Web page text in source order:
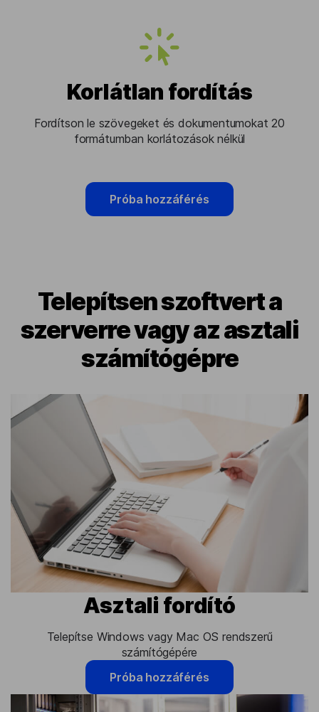
Korlátlan fordítás
Fordítson le szövegeket és dokumentumokat 20
formátumban korlátozások nélkül
Próba hozzáférés
Telepítsen szoftvert a
szerverre vagy az asztali
számítógépre
Asztali fordító
Telepítse Windows vagy Mac OS rendszerű
számítógépére
Próba hozzáférés